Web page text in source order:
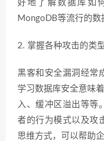
好地了解数据库如
MongoDB等流行的数
2. 掌握各种攻击的类
黑客和安全漏洞经常
学习数据库安全意味
入、缓冲区溢出等等
者的行为模式以及攻
思维方式，可以帮助